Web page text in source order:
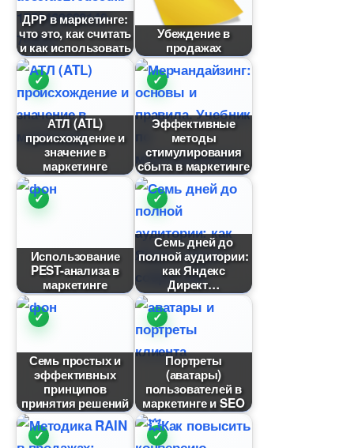
ДРР в маркетинге:
что это, как считать
и как использовать
Убеждение
продажах
АТЛ (ATL)
происхождение и
значение
маркетинге
Эффективные
методы
стимулирования
сбыта в маркетинге
Использование
PEST-анализа
маркетинге
Семь дней до
полной аудитории:
как Яндекс
Директ
Семь простых и
эффективных
принципо
принятия решений
Портреты
(аватары)
пользователей
маркетинге и SEO